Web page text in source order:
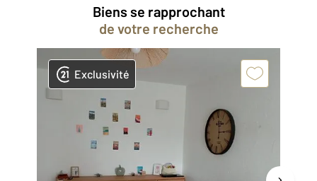
Biens se rapprochant
de votre recherche
Exclusivité